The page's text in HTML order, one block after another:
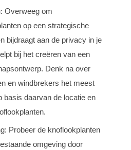
Overweeg om
op een strategische
bijdraagt aan de privacy in je
bij het creëren van een
Denk na over
en windbrekers het meest
basis daarvan de locatie en
Probeer de knoflookplanten
omgeving door